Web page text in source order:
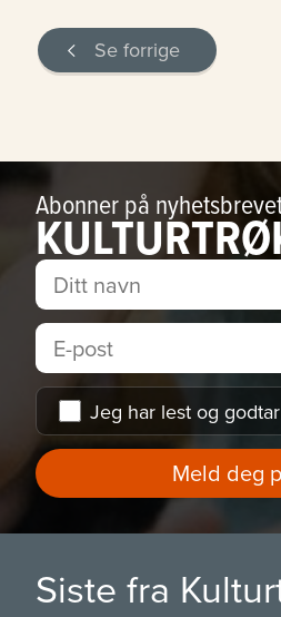
Se forrige
Abonner på
Jeg har lest og godtar
Meld deg
Siste fra